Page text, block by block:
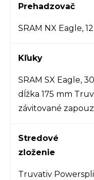
Prehadzovač
SRAM NX Eagle,
Kľuky
SRAM SX Eagle,
dĺžka 175 mm
závitované
Stredové
zloženie
Truvativ